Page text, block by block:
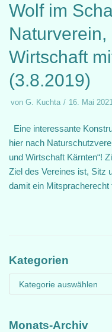
Wolf im
Naturverein,
Wirtschaft
(3.8.2019)
von G. Kuchta 16. Mai
Eine interessante
hier nach
und Wirtschaft Kärnten“!
Ziel des Vereines ist, Sitz
damit ein
Kategorien
Monats-Archiv